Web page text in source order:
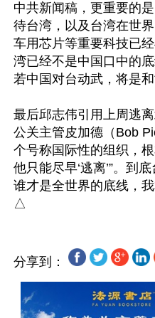
中共新闻稿，更重要的
待台湾，以及台湾在世
车用芯片等重要科技已
湾已经不是中国口中的
若中国对台动武，将是和
最后邱志伟引用上周逃
公关主管皮加德（Bob
个号称国际性的组织，
他只能尽早‘逃离’”。到
谁才是全世界的底线，
分享到：